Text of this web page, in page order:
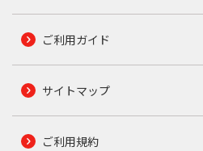
ご利用ガイド
サイトマップ
ご利用規約